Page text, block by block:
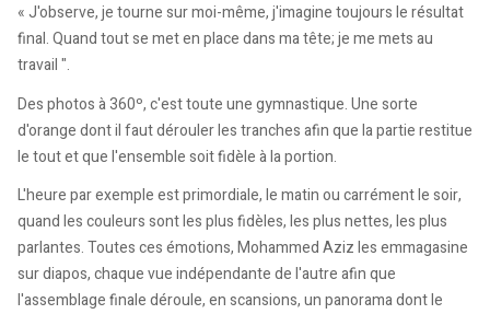
« J'observe, je tourne sur moi-même, j'imagine toujours le résultat
final. Quand tout se met en place dans ma tête; je me mets au
travail ".
Des photos à 360º, c'est toute une gymnastique. Une sorte
d'orange dont il faut dérouler les tranches afin que la partie restitue
le tout et que l'ensemble soit fidèle à la portion.
L'heure par exemple est primordiale, le matin ou carrément le soir,
quand les couleurs sont les plus fidèles, les plus nettes, les plus
parlantes. Toutes ces émotions, Mohammed Aziz les emmagasine
sur diapos, chaque vue indépendante de l'autre afin que
l'assemblage finale déroule, en scansions, un panorama dont le